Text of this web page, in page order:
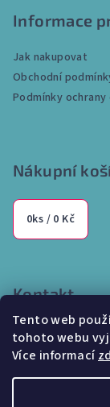
Tento web
tohoto webu
Více informací
Informace
Jak nakupovat
Obchodní
Podmínky ochrany
Nákupní
0ks / 0 Kč
Kontakt
info @
603 100 829